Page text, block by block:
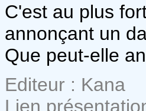
C'est au plus
annonçant un
Que peut-elle
Editeur : Kana
Lien